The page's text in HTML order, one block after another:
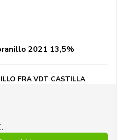
2021 13,5%
FRA VDT CASTILLA